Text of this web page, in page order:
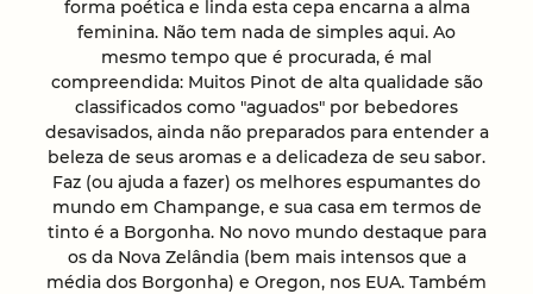
forma poética e linda esta cepa encarna a alma
feminina. Não tem nada de simples aqui. Ao
mesmo tempo que é procurada, é mal
compreendida: Muitos Pinot de alta qualidade são
classificados como "aguados" por bebedores
desavisados, ainda não preparados para entender a
beleza de seus aromas e a delicadeza de seu sabor.
Faz (ou ajuda a fazer) os melhores espumantes do
mundo em Champange, e sua casa em termos de
tinto é a Borgonha. No novo mundo destaque para
os da Nova Zelândia (bem mais intensos que a
média dos Borgonha) e Oregon, nos EUA. Também